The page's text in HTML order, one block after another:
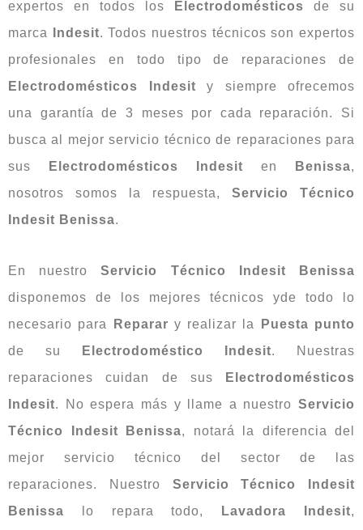
expertos en todos los Electrodomésticos de su
marca
Indesit. Todos nuestros técnicos son expertos
profesionales en todo tipo de reparaciones de
Electrodomésticos Indesit y siempre ofrecemos
una garantía de 3 meses por cada reparación. Si
busca al mejor servicio técnico de reparaciones para
sus
Electrodomésticos Indesit en Benissa,
nosotros somos la respuesta, Servicio Técnico
Indesit Benissa.
En nuestroServicio Técnico Indesit Benissa
disponemos de los mejores técnicos yde todo lo
necesario para
Reparar y realizar la
Puesta punto
de su
Electrodoméstico Indesit. Nuestras
reparaciones cuidan de sus
Electrodomésticos
Indesit. No espera más y llame a nuestro Servicio
Técnico Indesit Benissa, notará la diferencia del
mejor servicio técnico del sector de las
reparaciones. Nuestro Servicio Técnico Indesit
Benissa
lo repara todo, Lavadora Indesit,